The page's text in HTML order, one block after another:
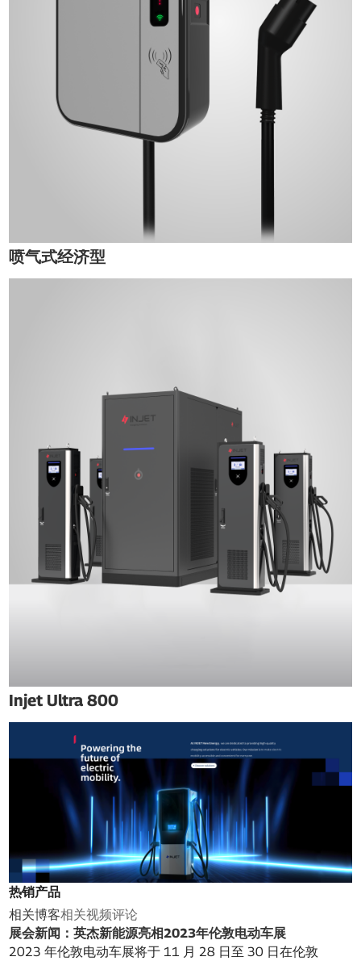
喷气式经济型
Injet Ultra 800
热销产品
相关博客相关视频评论
展会新闻：英杰新能源亮相2023年伦敦电动车展
2023 年伦敦电动车展将于 11 月 28 日至 30 日在伦敦